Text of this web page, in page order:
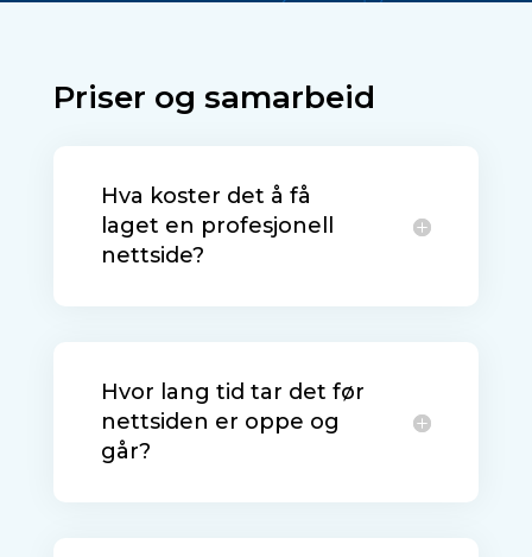
Priser og samarbeid
Hva koster det å få
laget en profesjonell
nettside?
Hvor lang tid tar det før
nettsiden er oppe og
går?